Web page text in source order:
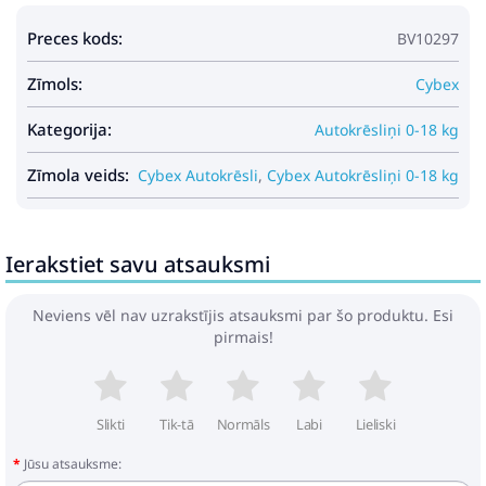
Joie I-Level Pro Sandstone
Bērnu autosēdeklis 0-13 kg
183.99€ 224.49€
Peg Perego Primo Viaggio SLK
Metal IMSK000000GU64MO64
Bērnu autosēdeklis 0-13 kg
212.89€ 259.49€
Pirkt Patīk
Preces kods: BV10297
Zīmols: Cybex
Kategorija: Autokrēsliņi 0-18 kg
Zīmola veids: Cybex Autokrēsli, Cybex Autokrēsliņi 0-18 kg
Ierakstiet savu atsauksmi
Neviens vēl nav uzrakstījis atsauksmi par šo produktu. Esi
pirmais!
Slikti Tik-tā Normāls Labi Lieliski
Jūsu atsauksme: